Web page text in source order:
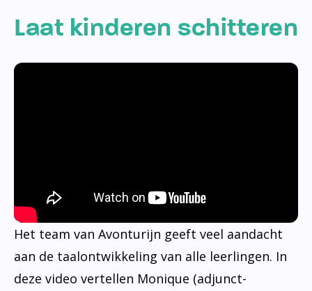
Laat kinderen schitteren
Het team van Avonturijn geeft veel aandacht
aan de taalontwikkeling van alle leerlingen. In
deze video vertellen Monique (adjunct-